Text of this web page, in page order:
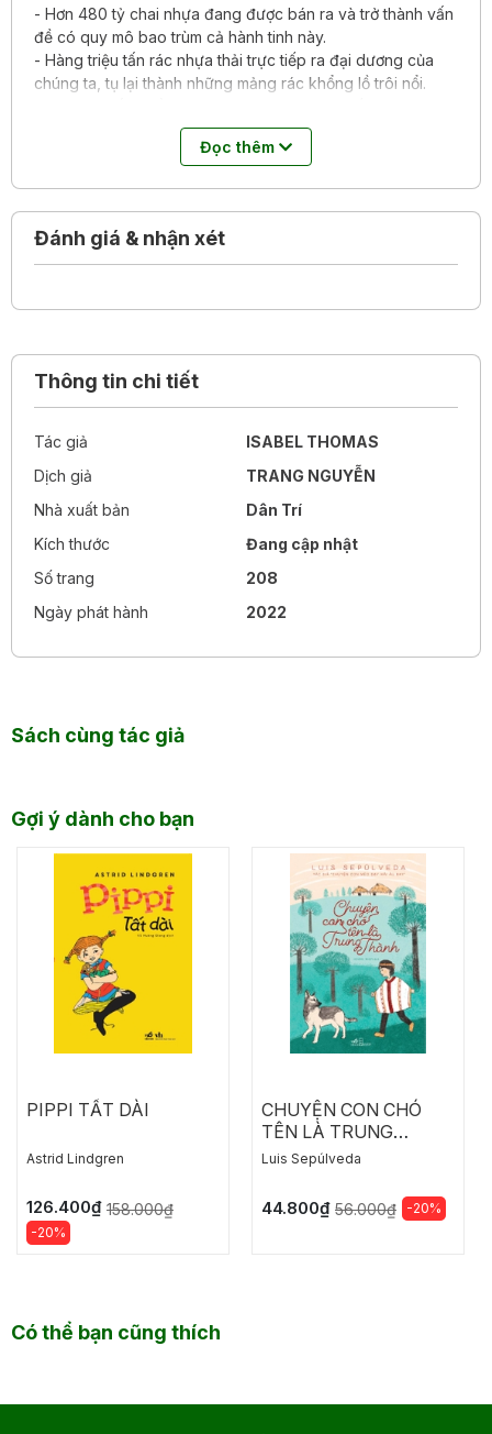
- Hơn 480 tỷ chai nhựa đang được bán ra và trở thành vấn
đề có quy mô bao trùm cả hành tinh này.
- Hàng triệu tấn rác nhựa thải trực tiếp ra đại dương của
chúng ta, tụ lại thành những mảng rác khổng lồ trôi nổi.
nghìn tỷ đồng – bị vứt bỏ; mà cứ mỗi tấn quần áo được làm
ra kéo theo 1,7 tấn rác thải ra môi trường.
Cả những lựa chọn nhỏ nhất cũng đem lại thay đổi tốt
đẹp cho thiên nhiên.
Đọc thêm
Đánh giá & nhận xét
Thông tin chi tiết
Tác giả
ISABEL THOMAS
Dịch giả
TRANG NGUYỄN
Nhà xuất bản
Dân Trí
Kích thước
Đang cập nhật
Số trang
208
Ngày phát hành
2022
Sách cùng tác giả
Gợi ý dành cho bạn
PIPPI TẤT DÀI
Astrid Lindgren
126.400₫ 158.000₫
-20%
CHUYỆN CON CHÓ
TÊN LÀ TRUNG
THÀNH
Luis Sepúlveda
44.800₫ 56.000₫ -20%
Có thể bạn cũng thích